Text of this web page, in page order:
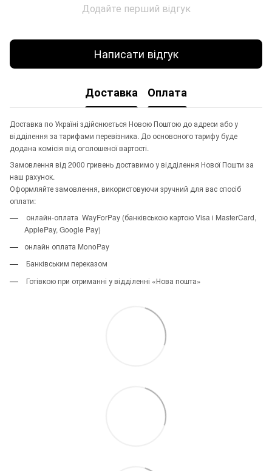
Додайте перший відгук
Написати відгук
Доставка Оплата
Доставка по Україні здійснюється Новою Поштою до адреси або у
відділення за тарифами перевізника. До основоного тарифу буде
додана комісія від оголошеної вартості.
Замовлення від 2000 гривень доставимо у відділення Нової Пошти за
наш рахунок.
Оформляйте замовлення, використовуючи зручний для вас спосіб
оплати:
онлайн-оплата WayForPay (банківською картою Visa і MasterCard,
ApplePay, Google Pay)
онлайн оплата MonoPay
Банківським переказом
Готівкою при отриманні у відділенні «Нова пошта»